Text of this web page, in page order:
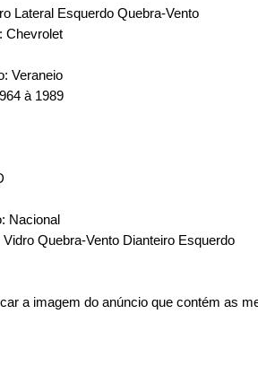
Lateral Esquerdo Quebra-Vento
Chevrolet
Veraneio
à 1989
Nacional
Quebra-Vento Dianteiro Esquerdo
a imagem do anúncio que contém as